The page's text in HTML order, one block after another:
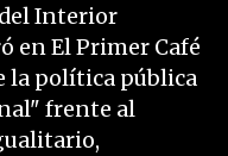
Interior
en El Primer Café
la política pública
frente al